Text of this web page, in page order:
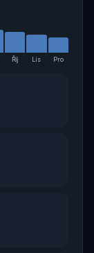
Říj Lis Pro